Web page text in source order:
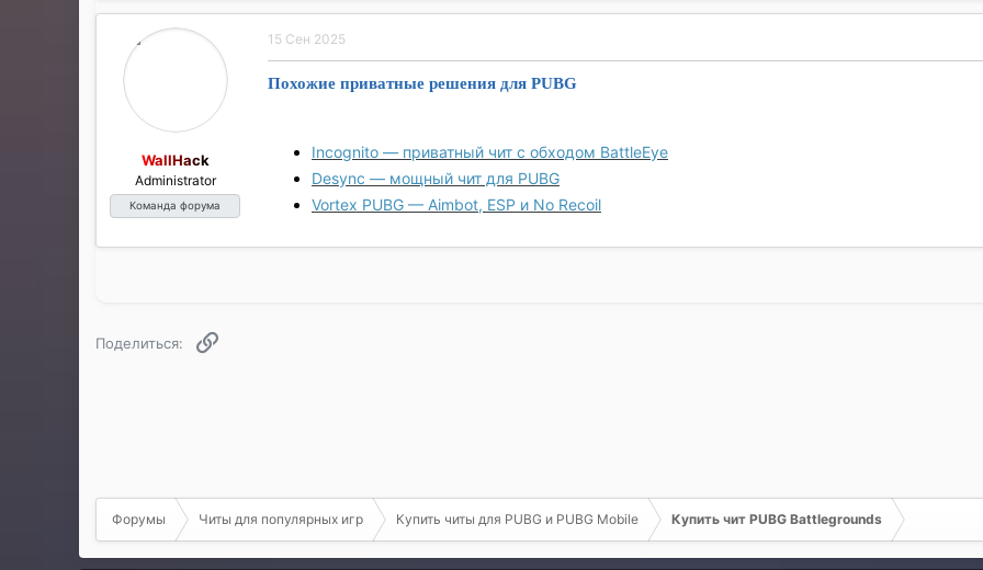
WallHack
Administrator
Команда форума
15 Сен 2025
Похожие приватные решения для PUBG
Incognito — приватный чит с обходом BattleEye
Desync — мощный чит для PUBG
Vortex PUBG — Aimbot, ESP и No Recoil
Поделиться:
Форумы Читы для популярных игр Купить читы для PUBG и PUBG Mobile Купить чит PUBG Battlegrounds